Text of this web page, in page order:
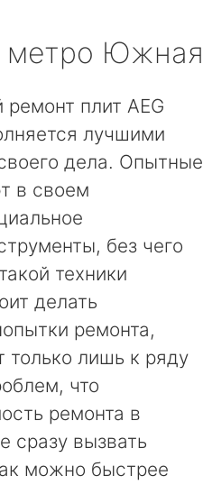
метро Южная
плит AEG
лучшими
дела. Опытные
в своем
без чего
техники
делать
ремонта,
только лишь к ряду
что
ремонта в
сразу вызвать
можно быстрее